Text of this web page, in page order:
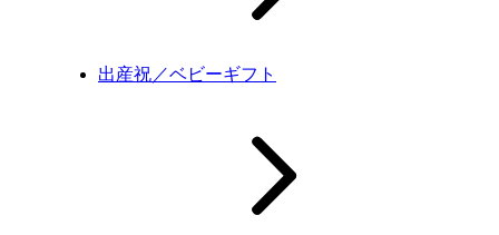
出産祝／ベビーギフト